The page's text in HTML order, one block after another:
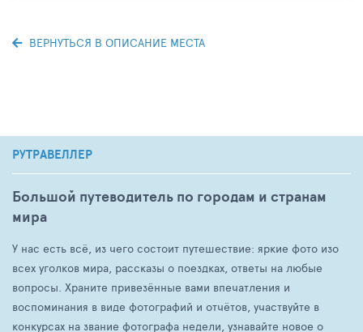
ВЕРНУТЬСЯ В ОПИСАНИЕ МЕСТА
РУТРАВЕЛЛЕР
Большой путеводитель по городам и странам
мира
У нас есть всё, из чего состоит путешествие: яркие фото изо
всех уголков мира, рассказы о поездках, ответы на любые
вопросы. Храните привезённые вами впечатления и
воспоминания в виде фотографий и отчётов, участвуйте в
конкурсах на звание фотографа недели, узнавайте новое о